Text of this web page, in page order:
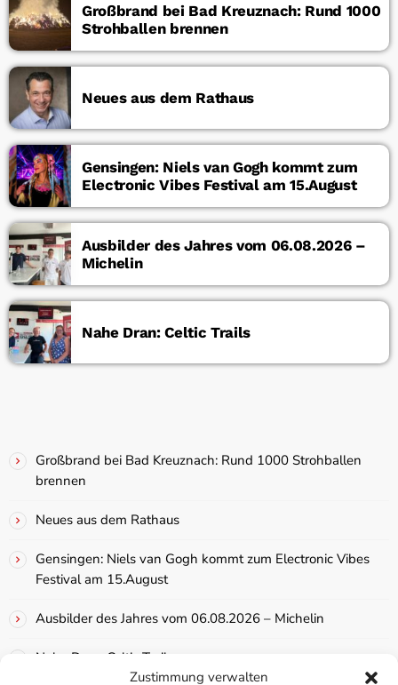
Zustimmung verwalten
Großbrand bei Bad Kreuznach: Rund 1000
Strohballen brennen
Neues aus dem Rathaus
Gensingen: Niels van Gogh kommt zum
Electronic Vibes Festival am 15.August
Ausbilder des Jahres vom 06.08.2026 –
Michelin
Nahe Dran: Celtic Trails
Großbrand bei Bad Kreuznach: Rund 1000 Strohballen
brennen
Neues aus dem Rathaus
Gensingen: Niels van Gogh kommt zum Electronic Vibes
Festival am 15.August
Ausbilder des Jahres vom 06.08.2026 – Michelin
Nahe Dran: Celtic Trails